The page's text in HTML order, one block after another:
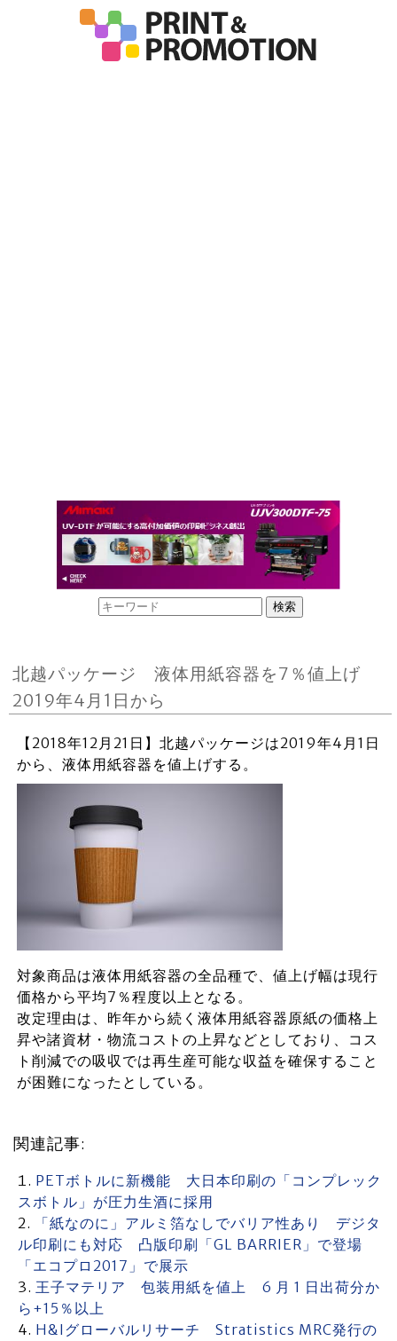
北越パッケージ 液体用紙容器を7％値上げ
2019年4月1日から
【2018年12月21日】北越パッケージは2019年4月1日
から、液体用紙容器を値上げする。
対象商品は液体用紙容器の全品種で、値上げ幅は現行
価格から平均7％程度以上となる。
改定理由は、昨年から続く液体用紙容器原紙の価格上
昇や諸資材・物流コストの上昇などとしており、コス
ト削減での吸収では再生産可能な収益を確保すること
が困難になったとしている。
関連記事:
PETボトルに新機能 大日本印刷の「コンプレック
スボトル」が圧力生酒に採用
「紙なのに」アルミ箔なしでバリア性あり デジタ
ル印刷にも対応 凸版印刷「GL BARRIER」で登場
「エコプロ2017」で展示
王子マテリア 包装用紙を値上 6 月 1 日出荷分か
ら+15％以上
H&Iグローバルリサーチ Stratistics MRC発行の